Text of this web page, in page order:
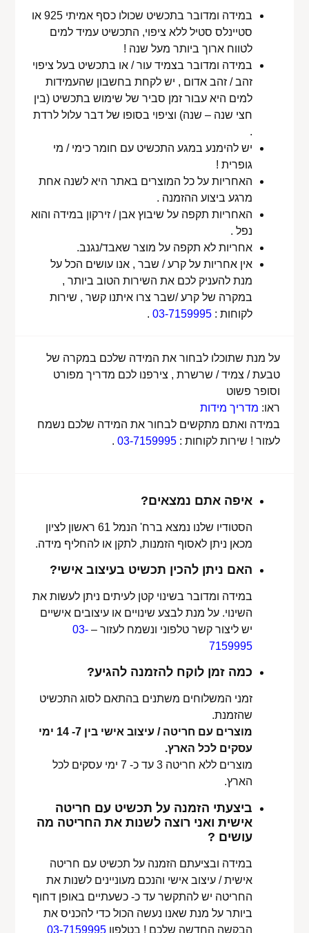
במידה ומדובר בתכשיט שכולו כסף אמיתי 925 או
סטיינלס סטיל ללא ציפוי, התכשיט עמיד למים
לטווח ארוך ביותר מעל שנה !
במידה ומדובר בצמיד עור / או בתכשיט בעל ציפוי
זהב / זהב אדום , יש לקחת בחשבון שהעמידות
למים היא עבור זמן סביר של שימוש בתכשיט (בין
חצי שנה – שנה) וציפוי בסופו של דבר עלול לרדת
.
יש להימנע במגע התכשיט עם חומר כימי / מי
גופרית !
האחריות על כל המוצרים באתר היא לשנה אחת
מרגע ביצוע ההזמנה .
האחריות תקפה על שיבוץ אבן / זירקון במידה והוא
נפל .
אחריות לא תקפה על מוצר שאבד/נגנב.
אין אחריות על קרע / שבר , אנו עושים הכל על
מנת להעניק לכם את השירות הטוב ביותר ,
במקרה של קרע /שבר צרו איתנו קשר , שירות
לקוחות :03-7159995
.
על מנת שתוכלו לבחור את המידה שלכם במקרה של
טבעת / צמיד / שרשרת , צירפנו לכם מדריך מפורט
וסופר פשוט
ראו: מדריך מידות
במידה ואתם מתקשים לבחור את המידה שלכם נשמח
לעזור ! שירות לקוחות :03-7159995
.
איפה אתם נמצאים?
הסטודיו שלנו נמצא ברח' הנמל 61 ראשון לציון
מכאן ניתן לאסוף הזמנות, לתקן או להחליף מידה.
האם ניתן להכין תכשיט בעיצוב אישי?
במידה ומדובר בשינוי קטן לעיתים ניתן לעשות את
השינוי. על מנת לבצע שינויים או עיצובים אישיים
יש ליצור קשר טלפוני ונשמח לעזור –03-
7159995
כמה זמן לוקח להזמנה להגיע?
זמני המשלוחים משתנים בהתאם לסוג התכשיט
שהזמנת.
מוצרים עם חריטה / עיצוב אישי בין 7- 14 ימי
עסקים לכל הארץ.
מוצרים ללא חריטה 3 עד כ- 7 ימי עסקים לכל
הארץ.
ביצעתי הזמנה על תכשיט עם חריטה
אישית ואני רוצה לשנות את החריטה מה
עושים ?
במידה ובציעתם הזמנה על תכשיט עם חריטה
אישית / עיצוב אישי והנכם מעוניינים לשנות את
החריטה יש להתקשר עד כ- כשעתיים באופן דחוף
ביותר על מנת שאנו נעשה הכול כדי להכניס את
הבקשה החדשה שלכם ! בטלפון03-7159995